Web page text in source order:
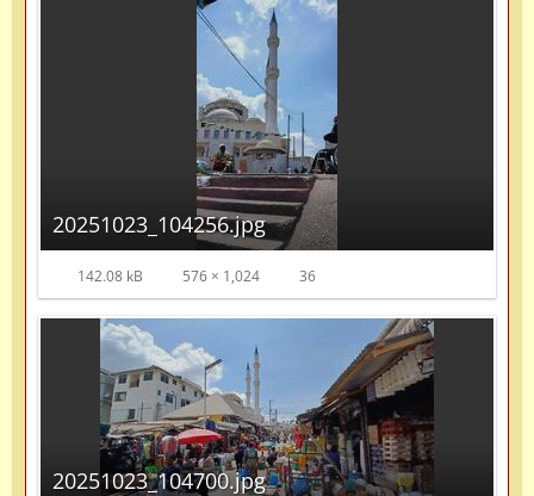
20251023_104256.jpg
142.08 kB 576 × 1,024 36
20251023_104700.jpg